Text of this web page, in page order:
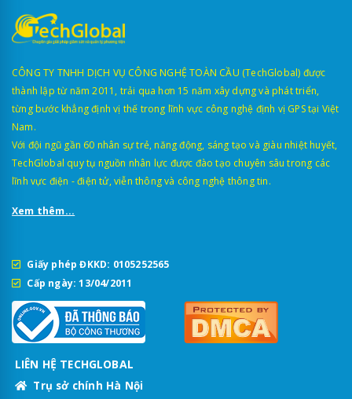
CÔNG TY TNHH DỊCH VỤ CÔNG NGHỆ TOÀN CẦU (TechGlobal) được
thành lập từ năm 2011, trải qua hơn 15 năm xây dựng và phát triển,
từng bước khẳng định vị thế trong lĩnh vực công nghệ định vị GPS tại Việt
Nam.
Với đội ngũ gần 60 nhân sự trẻ, năng động, sáng tạo và giàu nhiệt huyết,
TechGlobal quy tụ nguồn nhân lực được đào tạo chuyên sâu trong các
lĩnh vực điện - điện tử, viễn thông và công nghệ thông tin.
Xem thêm...
Giấy phép ĐKKD: 0105252565
Cấp ngày: 13/04/2011
LIÊN HỆ TECHGLOBAL
Trụ sở chính Hà Nội